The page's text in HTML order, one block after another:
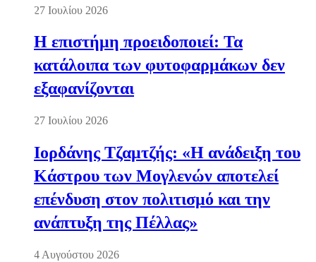
27 Ιουλίου 2026
Η επιστήμη προειδοποιεί: Τα
κατάλοιπα των φυτοφαρμάκων δεν
εξαφανίζονται
27 Ιουλίου 2026
Ιορδάνης Τζαμτζής: «Η ανάδειξη του
Κάστρου των Μογλενών αποτελεί
επένδυση στον πολιτισμό και την
ανάπτυξη της Πέλλας»
4 Αυγούστου 2026